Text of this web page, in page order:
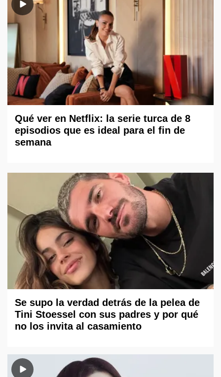
Qué ver en Netflix: la serie turca de 8
episodios que es ideal para el fin de
semana
Se supo la verdad detrás de la pelea de
Tini Stoessel con sus padres y por qué
no los invita al casamiento